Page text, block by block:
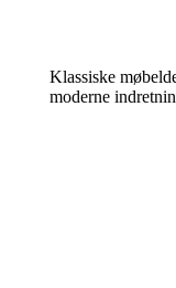
Klassiske
moderne